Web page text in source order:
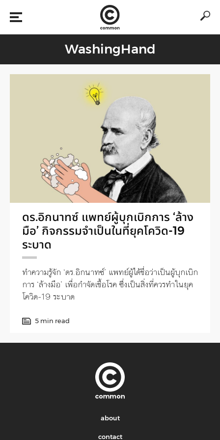
WashingHand
ดร.อิกนาทซ์ แพทย์ผู้บุกเบิกการ ‘ล้าง
มือ’ กิจกรรมจำเป็นในที่ยุคโควิด-19
ระบาด
ทำความรู้จัก ‘ดร.อิกนาทซ์’ แพทย์ผู้ได้ชื่อว่าเป็นผู้บุกเบิก
การ ‘ล้างมือ’ เพื่อกำจัดเชื้อโรค ซึ่งเป็นสิ่งที่ควรทำในยุค
โควิด-19 ระบาด
5 min read
about
contact